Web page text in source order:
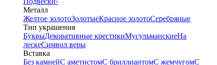
Металл
Желтое золотоЗолотыеКрасное золотоСеребряные
Тип украшения
БуквыДекоративные крестикиМусульманскиеНа
лескеСимвол веры
Вставка
Без камнейС аметистомС бриллиантомС жемчугомС